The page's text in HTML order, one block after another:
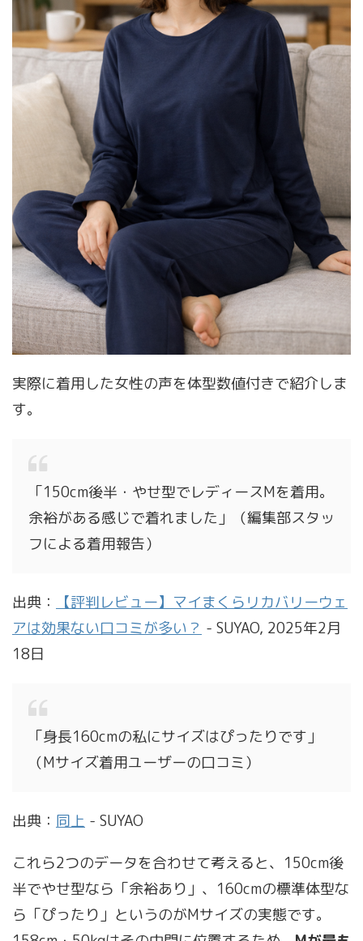
実際に着用した女性の声を体型数値付きで紹介しま
す。
「150cm後半・やせ型でレディースMを着用。
余裕がある感じで着れました」（編集部スタッ
フによる着用報告）
出典：
【評判レビュー】マイまくらリカバリーウェ
アは効果ない口コミが多い？ - SUYAO, 2025年2月
18日
「身長160cmの私にサイズはぴったりです」
（Mサイズ着用ユーザーの口コミ）
出典： 同上 - SUYAO
これら2つのデータを合わせて考えると、150cm後
半でやせ型なら「余裕あり」、160cmの標準体型な
ら「ぴったり」というのがMサイズの実態です。